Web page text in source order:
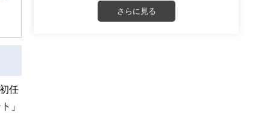
任
」
さらに見る